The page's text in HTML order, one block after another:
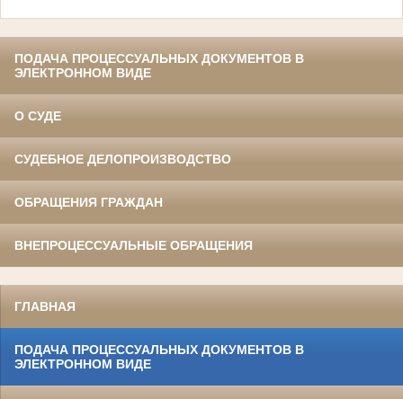
ПОДАЧА ПРОЦЕССУАЛЬНЫХ ДОКУМЕНТОВ В
ЭЛЕКТРОННОМ ВИДЕ
О СУДЕ
СУДЕБНОЕ ДЕЛОПРОИЗВОДСТВО
ОБРАЩЕНИЯ ГРАЖДАН
ВНЕПРОЦЕССУАЛЬНЫЕ ОБРАЩЕНИЯ
ГЛАВНАЯ
ПОДАЧА ПРОЦЕССУАЛЬНЫХ ДОКУМЕНТОВ В
ЭЛЕКТРОННОМ ВИДЕ